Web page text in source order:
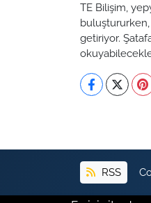
TE Bilişim,
getiriyor.
RSS